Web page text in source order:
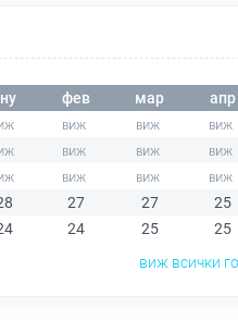
фев мар апр
27 27 25
24 25 25
виж всички